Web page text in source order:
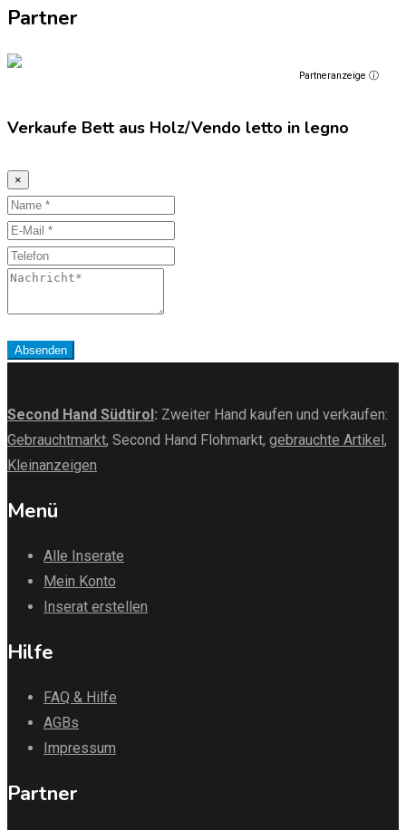
Partner
Partneranzeige ⓘ
Verkaufe Bett aus Holz/Vendo letto in legno
×
Name
E-
Mail
Telefon
Nachricht
Absenden
Second Hand Südtirol : Zweiter Hand kaufen und verkaufen:
Gebrauchtmarkt, Second Hand Flohmarkt, gebrauchte Artikel ,
Kleinanzeigen
Menü
Alle Inserate
Mein Konto
Inserat erstellen
Hilfe
FAQ & Hilfe
AGBs
Impressum
Partner